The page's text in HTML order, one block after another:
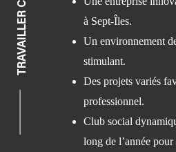
à Sept-Îles.
Un environnement
stimulant.
Des projets variés
professionnel.
Club social
long de l’année